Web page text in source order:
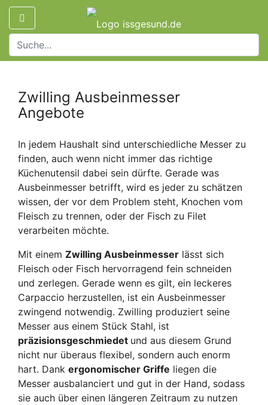
Zwilling Ausbeinmesser
Angebote
In jedem Haushalt sind unterschiedliche Messer zu
finden, auch wenn nicht immer das richtige
Küchenutensil dabei sein dürfte. Gerade was
Ausbeinmesser betrifft, wird es jeder zu schätzen
wissen, der vor dem Problem steht, Knochen vom
Fleisch zu trennen, oder der Fisch zu Filet
verarbeiten möchte.
Mit einem Zwilling Ausbeinmesser lässt sich
Fleisch oder Fisch hervorragend fein schneiden
und zerlegen. Gerade wenn es gilt, ein leckeres
Carpaccio herzustellen, ist ein Ausbeinmesser
zwingend notwendig. Zwilling produziert seine
Messer aus einem Stück Stahl, ist
präzisionsgeschmiedet und aus diesem Grund
nicht nur überaus flexibel, sondern auch enorm
hart. Dank ergonomischer Griffe liegen die
Messer ausbalanciert und gut in der Hand, sodass
sie auch über einen längeren Zeitraum zu nutzen